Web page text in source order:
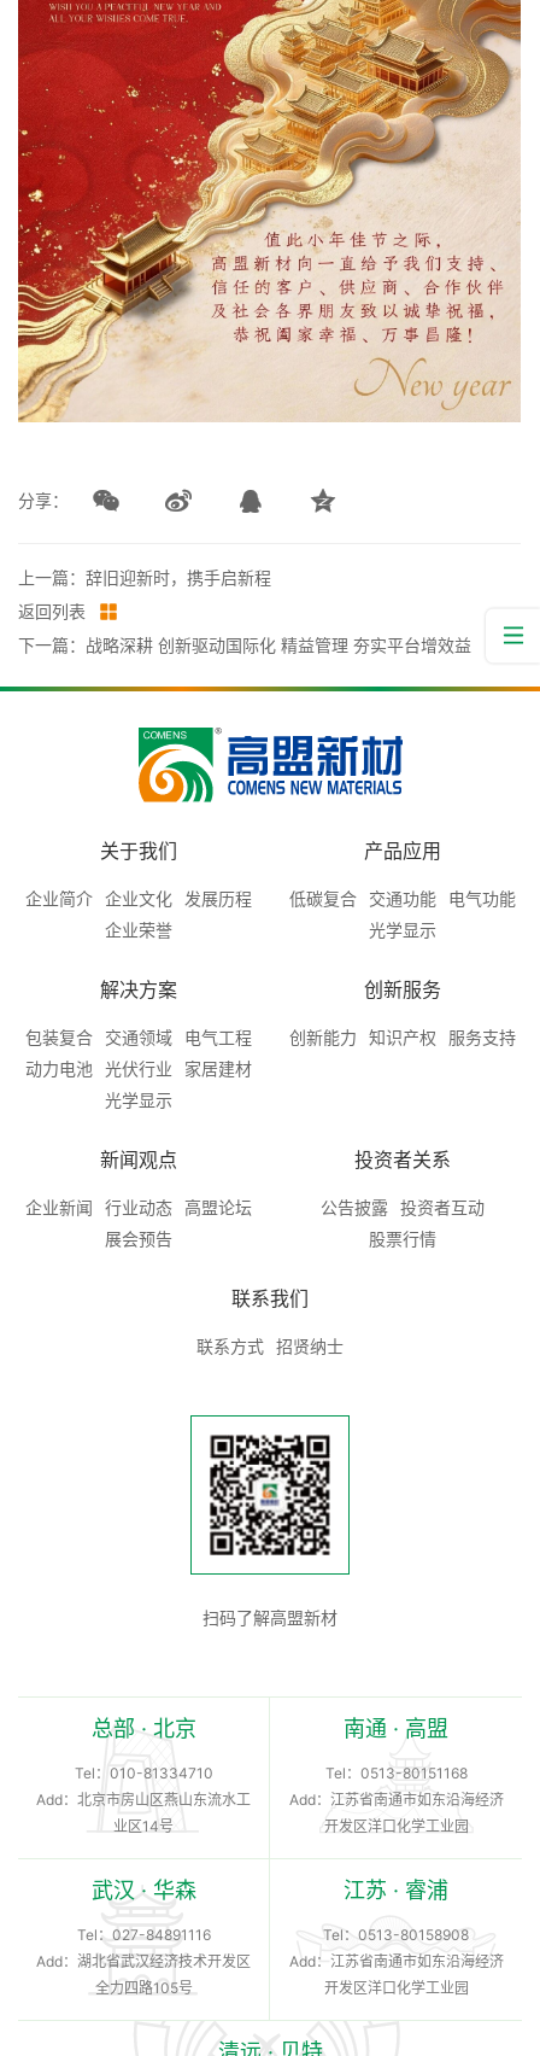
分享：
上一篇：辞旧迎新时，携手启新程
返回列表
下一篇：战略深耕 创新驱动国际化 精益管理 夯实平台增效益
关于我们
企业简介 企业文化
发展历程
企业荣誉
产品应用
低碳复合 交通功能
电气功能
光学显示
解决方案
包装复合 交通领域
电气工程
动力电池
光伏行业
家居建材
光学显示
创新服务
创新能力 知识产权 服务支持
新闻观点
企业新闻 行业动态
高盟论坛
展会预告
投资者关系
公告披露
投资者互动
股票行情
联系我们
联系方式 招贤纳士
扫码了解高盟新材
总部 · 北京
Tel： 010-81334710
Add：北京市房山区燕山东流水工
业区14号
南通 · 高盟
Tel： 0513-80151168
Add：江苏省南通市如东沿海经济
开发区洋口化学工业园
武汉 · 华森
Tel： 027-84891116
Add：湖北省武汉经济技术开发区
全力四路105号
江苏 · 睿浦
Tel： 0513-80158908
Add：江苏省南通市如东沿海经济
开发区洋口化学工业园